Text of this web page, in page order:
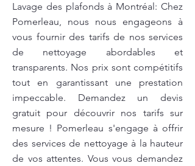
Lavage des plafonds à Montréal: Chez
Pomerleau, nous nous engageons à
vous fournir des tarifs de nos services
de nettoyage abordables et
transparents. Nos prix sont compétitifs
tout en garantissant une prestation
impeccable. Demandez un devis
gratuit pour découvrir nos tarifs sur
mesure ! Pomerleau s'engage à offrir
des services de nettoyage à la hauteur
de vos attentes. Vous vous demandez